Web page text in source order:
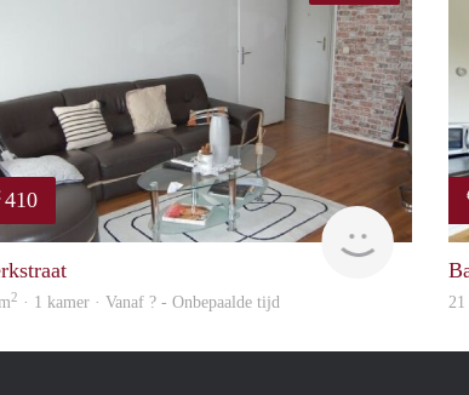
410
finder
2 · 1 kamer · Vanaf ? - Onbepaalde tijd 21